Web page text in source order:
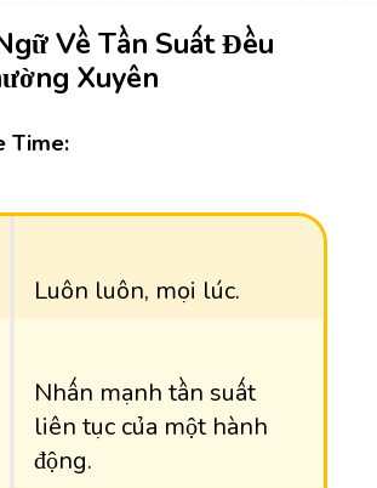
Về Tần Suất Đều
Xuyên
Time:
Luôn luôn, mọi lúc.
Nhấn mạnh tần suất
liên tục của một hành
động.